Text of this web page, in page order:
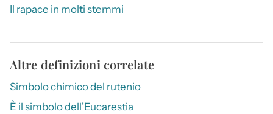
Il rapace in molti stemmi
Altre definizioni correlate
Simbolo chimico del rutenio
È il simbolo dell’Eucarestia